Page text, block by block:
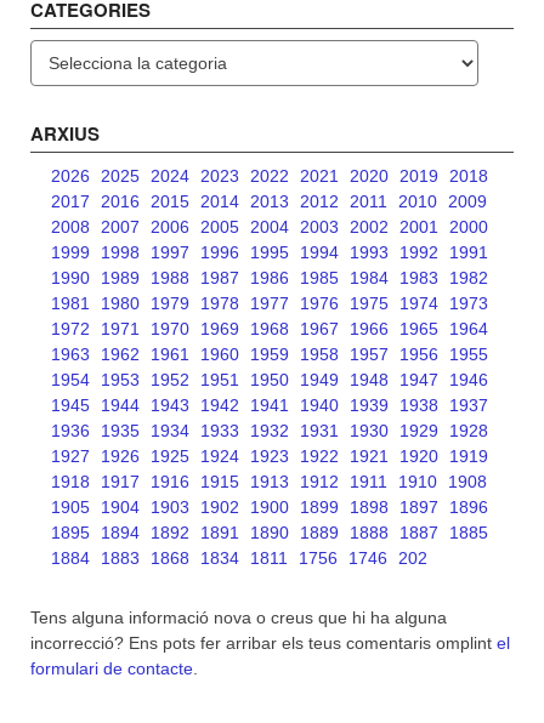
CATEGORIES
ARXIUS
2026 2025 2024 2023 2022 2021 2020 2019
2018
2017
2016 2015 2014 2013 2012 2011 2010
2009
2008
2007 2006 2005 2004 2003 2002 2001
2000
1999
1998 1997 1996 1995 1994 1993 1992
1991
1990
1989 1988 1987 1986 1985 1984 1983
1982
1981
1980 1979 1978 1977 1976 1975 1974
1973
1972
1971 1970 1969 1968 1967 1966 1965
1964
1963
1962 1961 1960 1959 1958 1957 1956
1955
1954
1953 1952 1951 1950 1949 1948 1947
1946
1945
1944 1943 1942 1941 1940 1939 1938
1937
1936
1935 1934 1933 1932 1931 1930 1929
1928
1927
1926 1925 1924 1923 1922 1921 1920
1919
1918
1917 1916 1915 1913 1912 1911 1910
1908
1905
1904 1903 1902 1900 1899 1898 1897
1896
1895
1894 1892 1891 1890 1889 1888 1887
1885
1884
1883 1868 1834 1811 1756 1746 202
Tens alguna informació nova o creus que hi ha alguna
incorrecció? Ens pots fer arribar els teus comentaris omplint el
formulari de contacte